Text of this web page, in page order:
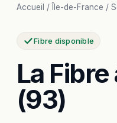
Accueil / Île-de-France /
Fibre disponible
La Fibre
(93)